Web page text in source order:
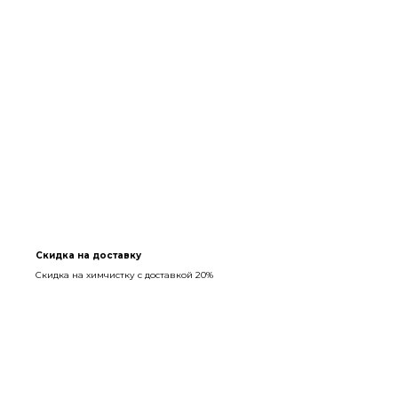
Скидка на доставку
Скидка на химчистку с доставкой 20%